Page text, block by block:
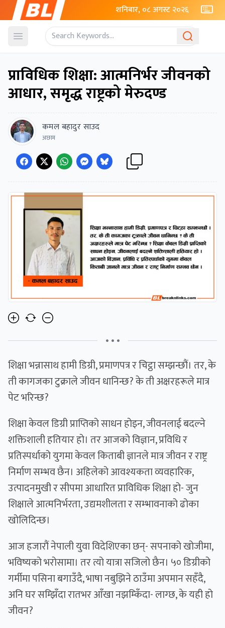
शनिबार, ०८ अगस्ट २०२६
Open menu
प्राविधिक शिक्षा: आत्मनिर्भर जीवनको
आधार, समृद्ध राष्ट्रको मेरुदण्ड
कमल बहादुर साउद
अछाम
• • •
शिक्षा भन्नासाथ हामी डिग्री, प्रमाणपत्र र चिट्ठा सम्झन्छौं। तर, के
ती कागजका टुक्राले जीवन धानिन्छ? के ती अक्षरहरूले मात्र
पेट भरिन्छ?
शिक्षा केवल डिग्री प्राप्तिको साधन होइन, जीवनलाई बदल्ने
शक्तिशाली हतियार हो। तर आजको विज्ञान, प्रविधि र
प्रतिस्पर्धाको युगमा केवल किताबी ज्ञानले मात्र जीवन र राष्ट्र
निर्माण सम्भव छैन। अहिलेको आवश्यकता व्यवहारिक,
उत्पादनमुखी र सीपमा आधारित प्राविधिक शिक्षा हो- जुन
शिक्षाले आत्मनिर्भरता, उद्यमशीलता र सम्भावनाको ढोका
खोलिदिन्छ।
आज हजारौं नेपाली युवा विदेशिएका छन्- सपनाको खोजीमा,
भविष्यको भरोसामा। तर त्यो यात्रा सजिलो छैन। ५० डिग्रीको
गर्मीमा पसिना बगाउँदै, भाषा नबुझिने ठाउँमा अपमान सहँदै,
अनि घर सम्झिँदा रातभर आँखा नझम्किँदा- लाग्छ, के यही हो
जीवन?